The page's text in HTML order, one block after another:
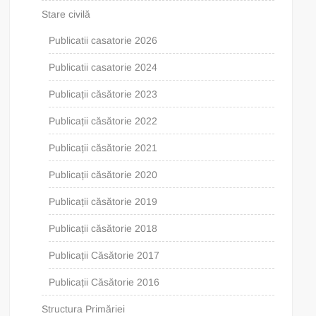
Stare civilă
Publicatii casatorie 2026
Publicatii casatorie 2024
Publicații căsătorie 2023
Publicații căsătorie 2022
Publicații căsătorie 2021
Publicații căsătorie 2020
Publicații căsătorie 2019
Publicații căsătorie 2018
Publicații Căsătorie 2017
Publicații Căsătorie 2016
Structura Primăriei